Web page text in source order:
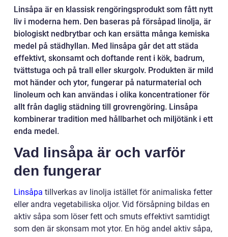
Linsåpa är en klassisk rengöringsprodukt som fått nytt
liv i moderna hem. Den baseras på försåpad linolja, är
biologiskt nedbrytbar och kan ersätta många kemiska
medel på städhyllan. Med linsåpa går det att städa
effektivt, skonsamt och doftande rent i kök, badrum,
tvättstuga och på trall eller skurgolv. Produkten är mild
mot händer och ytor, fungerar på naturmaterial och
linoleum och kan användas i olika koncentrationer för
allt från daglig städning till grovrengöring. Linsåpa
kombinerar tradition med hållbarhet och miljötänk i ett
enda medel.
Vad linsåpa är och varför
den fungerar
Linsåpa tillverkas av linolja istället för animaliska fetter
eller andra vegetabiliska oljor. Vid försåpning bildas en
aktiv såpa som löser fett och smuts effektivt samtidigt
som den är skonsam mot ytor. En hög andel aktiv såpa,